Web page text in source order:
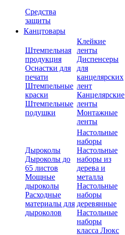
Средства
защиты
Канцтовары
Штемпельная
продукция
Оснастки для
печати
Штемпельные
краски
Штемпельные
подушки
Клейкие
ленты
Диспенсеры
для
канцелярских
лент
Канцелярские
ленты
Монтажные
ленты
Дыроколы
Дыроколы до
65 листов
Мощные
дыроколы
Расходные
материалы для
дыроколов
Настольные
наборы
Настольные
наборы из
дерева и
металла
Настольные
наборы
деревянные
Настольные
наборы
класса Люкс